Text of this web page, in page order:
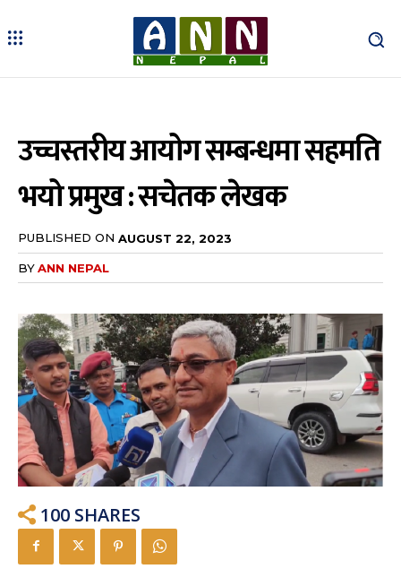
उच्चस्तरीय आयोग सम्बन्धमा सहमति
भयो प्रमुख : सचेतक लेखक
PUBLISHED ON AUGUST 22, 2023
BYANN NEPAL
100 SHARES